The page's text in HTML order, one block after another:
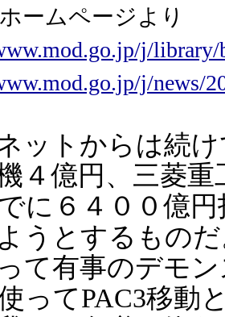
ームページより
j/
j/news/
ットからは続け
４億円、三菱
に６４００億
うとするもの
て有事のデモ
ってPAC3移動